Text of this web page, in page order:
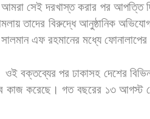
আমরা সেই দরখাস্ত করার পর আপত্তি
তাদের বিরুদ্ধে আনুষ্ঠানিক
সালমান এফ রহমানের মধ্যে ফোনালাপের
ওই বক্তব্যের পর ঢাকাসহ দেশের
কাজ করেছে। গত বছরের ১৩ আগস্ট